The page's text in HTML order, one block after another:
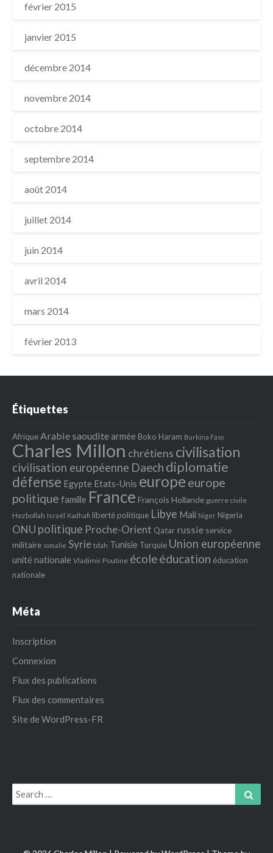
février 2015
janvier 2015
décembre 2014
novembre 2014
octobre 2014
septembre 2014
août 2014
juillet 2014
juin 2014
avril 2014
mars 2014
février 2013
Étiquettes
AfriqueArabie saoudite armée Boko Haram Burkina Faso
Charles Millon chrétiens civilisation
civilisation européenne Daech diplomatie
défense Egypte Etats‐Unis europeeurope
politique famille France François Hollande guerre civile
Hezbollah Israël Kadhafi liberté politique Libye Mali Niger Nigeria
ONU politique Proche-Orient Qatar russie service
militaire somalie Syrie tdah Tunisie Turquie Union européenne
unité nationale Vladimir Poutine écoleéducation éducation
nationale
Méta
Inscription
Connexion
Flux des publications
Flux des commentaires
Site de WordPress-FR
Search
for: